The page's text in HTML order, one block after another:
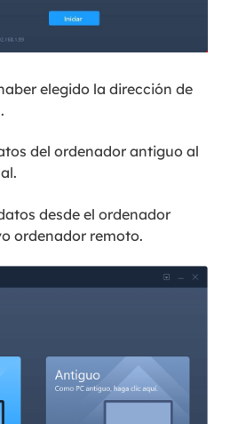
elegido la dirección de
del ordenador antiguo al
desde el ordenador
ordenador remoto.